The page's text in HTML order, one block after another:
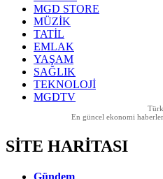
MGD STORE
MÜZİK
TATİL
EMLAK
YAŞAM
SAĞLIK
TEKNOLOJİ
MGDTV
En güncel ekonomi
SİTE HARİTASI